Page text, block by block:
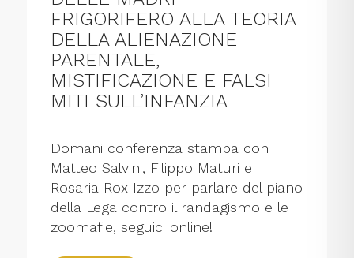
FRIGORIFERO ALLA TEORIA
DELLA ALIENAZIONE
PARENTALE,
MISTIFICAZIONE E FALSI
MITI SULL’INFANZIA
Domani conferenza stampa con
Matteo Salvini, Filippo Maturi e
Rosaria Rox Izzo per parlare del piano
della Lega contro il randagismo e le
zoomafie, seguici online!